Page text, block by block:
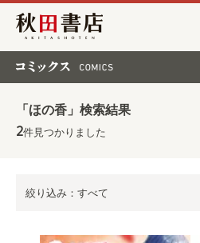
秋田書店
「ほの香」検索結果
2件見つかりました
絞り込み：すべて